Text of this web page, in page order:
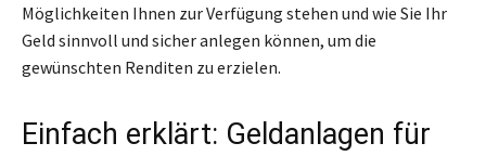
Möglichkeiten Ihnen zur Verfügung stehen und wie Sie Ihr
Geld sinnvoll und sicher anlegen können, um die
gewünschten Renditen zu erzielen.
Einfach erklärt: Geldanlagen für